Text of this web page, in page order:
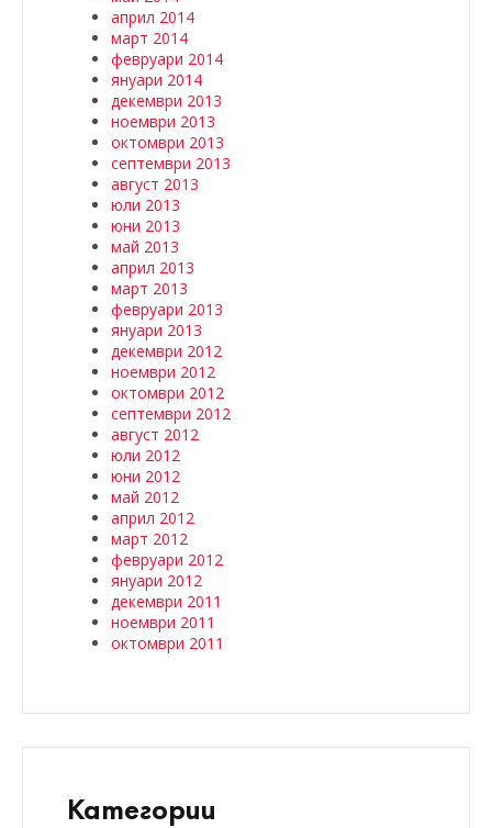
април 2014
март 2014
февруари 2014
януари 2014
декември 2013
ноември 2013
октомври 2013
септември 2013
август 2013
юли 2013
юни 2013
май 2013
април 2013
март 2013
февруари 2013
януари 2013
декември 2012
ноември 2012
октомври 2012
септември 2012
август 2012
юли 2012
юни 2012
май 2012
април 2012
март 2012
февруари 2012
януари 2012
декември 2011
ноември 2011
октомври 2011
Категории